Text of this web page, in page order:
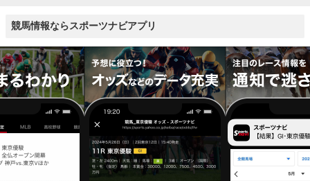
競馬情報ならスポーツナビアプリ